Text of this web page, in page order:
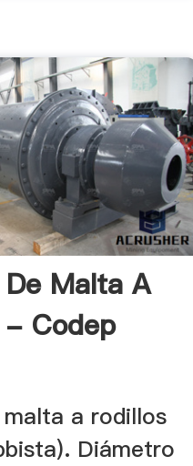
Malta A
- Codep
a rodillos
Diámetro